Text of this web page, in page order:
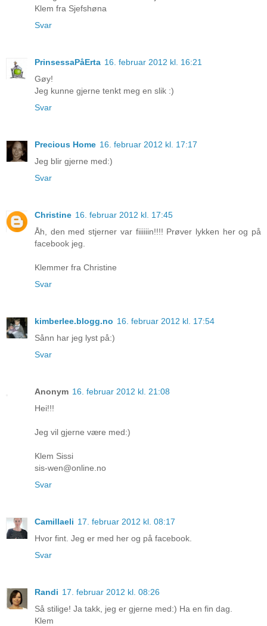
Klem fra Sjefshøna
Svar
PrinsessaPåErta 16. februar 2012 kl. 16:21
Gøy!
Jeg kunne gjerne tenkt meg en slik :)
Svar
Precious Home 16. februar 2012 kl. 17:17
Jeg blir gjerne med:)
Svar
Christine 16. februar 2012 kl. 17:45
Åh, den med stjerner var fiiiiiin!!!! Prøver lykken her og på
facebook jeg.
Klemmer fra Christine
Svar
kimberlee.blogg.no 16. februar 2012 kl. 17:54
Sånn har jeg lyst på:)
Svar
Anonym 16. februar 2012 kl. 21:08
Hei!!!
Jeg vil gjerne være med:)
Klem Sissi
sis-wen@online.no
Svar
Camillaeli 17. februar 2012 kl. 08:17
Hvor fint. Jeg er med her og på facebook.
Svar
Randi 17. februar 2012 kl. 08:26
Så stilige! Ja takk, jeg er gjerne med:) Ha en fin dag.
Klem